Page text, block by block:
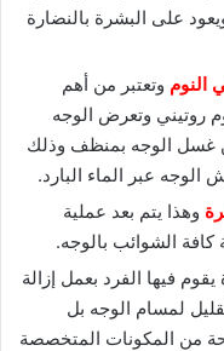
على البشرة بالنضارة
النوم وتعتبر من أهم
روتيني وتعرض الوجه
عن غسل الوجه بمنظف وذلك
عبر الماء البارد.
وهذا يتم بعد عملية
الشوائب بالوجه.
فيها الفرد بعمل إزالة
لمسام الوجه بل
من المكونات المتخصصة